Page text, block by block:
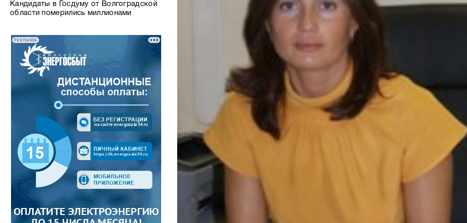
Кандидаты в Госдуму от Волгоградской
области померились миллионами
РЕКЛАМА